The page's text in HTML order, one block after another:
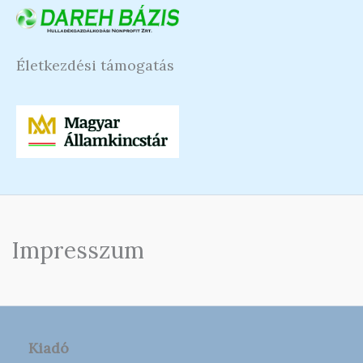
Életkezdési támogatás
Impresszum
Kiadó